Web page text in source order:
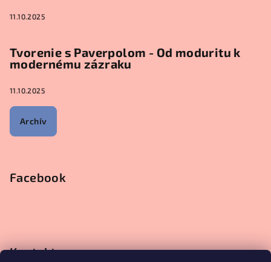
11.10.2025
Tvorenie s Paverpolom - Od moduritu k
modernému zázraku
11.10.2025
Archív
Facebook
Kontakt